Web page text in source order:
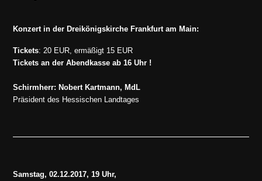
Konzert in der Dreikönigskirche Frankfurt am Main:
Tickets: 20 EUR, ermäßigt 15 EUR
Tickets an der Abendkasse ab 16 Uhr !
Schirmherr: Nobert Kartmann, MdL
Präsident des Hessischen Landtages
Samstag, 02.12.2017, 19 Uhr,